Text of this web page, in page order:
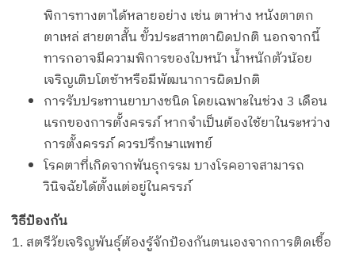
พิการทางตาได้หลายอย่าง เช่น ตาห่าง หนังตาตก
ตาเหล่ สายตาสั้น ขั้วประสาทตาผิดปกติ นอกจากนี้
ทารกอาจมีความพิการของใบหน้า น้ำหนักตัวน้อย
เจริญเติบโตช้าหรือมีพัฒนาการผิดปกติ
การรับประทานยาบางชนิด โดยเฉพาะในช่วง 3 เดือน
แรกของการตั้งครรภ์ หากจำเป็นต้องใช้ยาในระหว่าง
การตั้งครรภ์ ควรปรึกษาแพทย์
โรคตาที่เกิดจากพันธุกรรม บางโรคอาจสามารถ
วินิจฉัยได้ตั้งแต่อยู่ในครรภ์
วิธีป้องกัน
1. สตรีวัยเจริญพันธุ์ต้องรู้จักป้องกันตนเองจากการติดเชื้อ